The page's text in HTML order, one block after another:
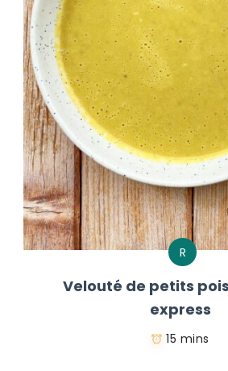
R
Velouté de petits
express
15 mins